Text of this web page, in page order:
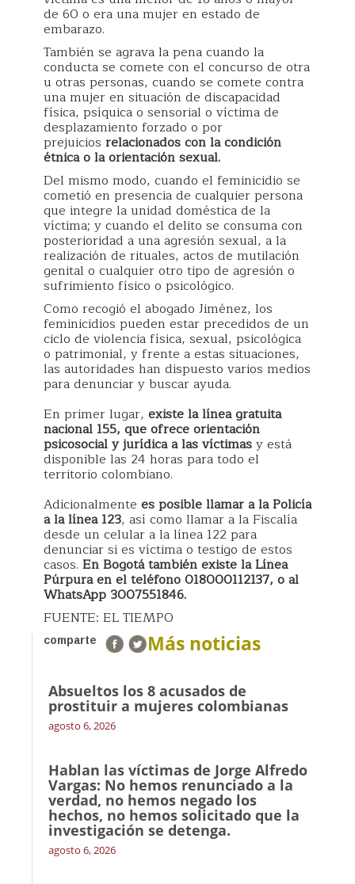
de 60 o era una mujer en estado de
embarazo.
También se agrava la pena cuando la
conducta se comete con el concurso de otra
u otras personas, cuando se comete contra
una mujer en situación de discapacidad
física, psíquica o sensorial o víctima de
desplazamiento forzado o por
prejuicios relacionados con la condición
étnica o la orientación sexual.
Del mismo modo, cuando el feminicidio se
cometió en presencia de cualquier persona
que integre la unidad doméstica de la
víctima; y cuando el delito se consuma con
posterioridad a una agresión sexual, a la
realización de rituales, actos de mutilación
genital o cualquier otro tipo de agresión o
sufrimiento físico o psicológico.
Como recogió el abogado Jiménez, los
feminicidios pueden estar precedidos de un
ciclo de violencia física, sexual, psicológica
o patrimonial, y frente a estas situaciones,
las autoridades han dispuesto varios medios
para denunciar y buscar ayuda.
En primer lugar, existe la línea gratuita
nacional 155, que ofrece orientación
psicosocial y jurídica a las víctimasy está
disponible las 24 horas para todo el
territorio colombiano.
Adicionalmente es posible llamar a la Policía
a la línea 123, así como llamar a la Fiscalía
desde un celular a la línea 122 para
denunciar si es víctima o testigo de estos
casos. En Bogotá también existe la Línea
Púrpura en el teléfono 018000112137, o al
WhatsApp 3007551846.
FUENTE: EL TIEMPO
comparte Más noticias
Absueltos los 8 acusados de
prostituir a mujeres colombianas
agosto 6, 2026
Hablan las víctimas de Jorge Alfredo
Vargas: No hemos renunciado a la
verdad, no hemos negado los
hechos, no hemos solicitado que la
investigación se detenga.
agosto 6, 2026